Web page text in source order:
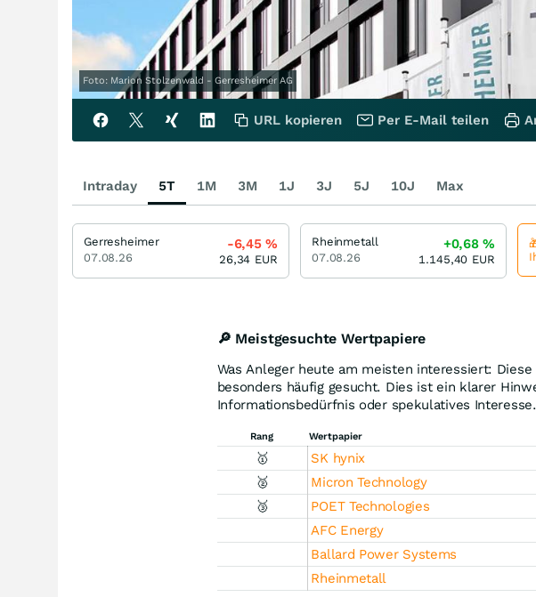
Foto: Marion Stolzenwald - Gerresheimer AG
🔎 Meistgesuchte Wertpapiere
Was Anleger heute am meisten interessiert:
besonders häufig gesucht. Dies ist ein klarer
Informationsbedürfnis oder spekulatives Interesse.
Rang Wertpapier
🥇 SK hynix
🥈
Micron Technology
🥉
POET Technologies
AFC Energy
Ballard Power Systems
Rheinmetall
URL kopieren Per E-Mail teilen
Intraday 5T 1M 3M 1J 3J 5J 10J Max
Gerresheimer
07.08.26
-6,45%
26,34 EUR
Rheinmetall
07.08.26
+0,68%
1.145,40 EUR